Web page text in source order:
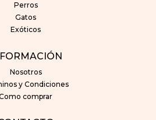
Perros
Gatos
Exóticos
Nosotros
y Condiciones
comprar